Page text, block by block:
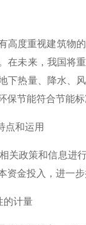
高度重视建筑物
在未来，我国将
下热量、降水、
保节能符合节能标
点和运用
关政策和信息进
资金投入，进一
的计量